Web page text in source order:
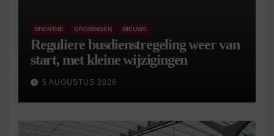
DRENTHE GRONINGEN NIEUWS
Reguliere busdienstregeling weer van
start, met kleine wijzigingen
5 AUGUSTUS 2026